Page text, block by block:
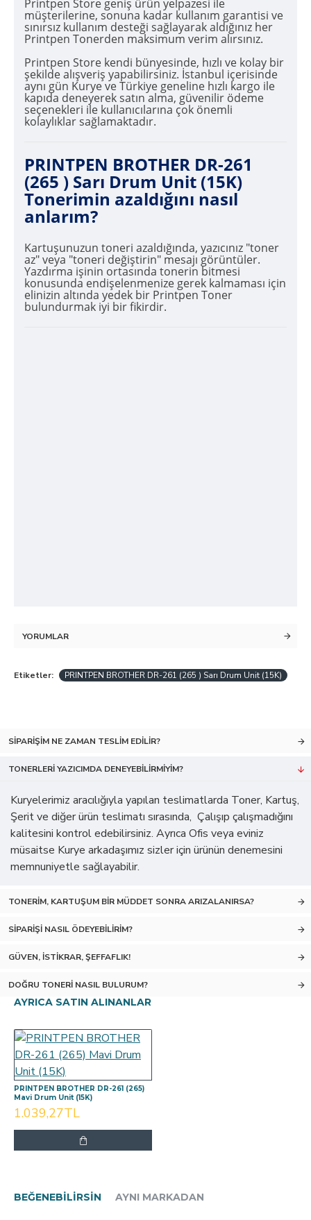
Printpen Store geniş ürün yelpazesi ile
müşterilerine, sonuna kadar kullanım garantisi ve
sınırsız kullanım desteği sağlayarak aldığınız her
Printpen Tonerden maksimum verim alırsınız.
Printpen Store kendi bünyesinde, hızlı ve kolay bir
şekilde alışveriş yapabilirsiniz. İstanbul içerisinde
aynı gün Kurye ve Türkiye geneline hızlı kargo ile
kapıda deneyerek satın alma, güvenilir ödeme
seçenekleri ile kullanıcılarına çok önemli
kolaylıklar sağlamaktadır.
PRINTPEN BROTHER DR-261
(265 ) Sarı Drum Unit (15K)
Tonerimin azaldığını nasıl
anlarım?
Kartuşunuzun toneri azaldığında, yazıcınız "toner
az" veya "toneri değiştirin" mesajı görüntüler.
Yazdırma işinin ortasında tonerin bitmesi
konusunda endişelenmenize gerek kalmaması için
elinizin altında yedek bir Printpen Toner
bulundurmak iyi bir fikirdir.
YORUMLAR
Etiketler: PRINTPEN BROTHER DR-261 (265 ) Sarı Drum Unit (15K)
SIPARIŞIM NE ZAMAN TESLIM EDILIR?
TONERLERI YAZICIMDA DENEYEBILIRMIYIM?
Kuryelerimiz aracılığıyla yapılan teslimatlarda Toner, Kartuş,
Şerit ve diğer ürün teslimatı sırasında, Çalışıp çalışmadığını
kalitesini kontrol edebilirsiniz. Ayrıca Ofis veya eviniz
müsaitse Kurye arkadaşımız sizler için ürünün denemesini
memnuniyetle sağlayabilir.
TONERIM, KARTUŞUM BIR MÜDDET SONRA ARIZALANIRSA?
SIPARIŞI NASIL ÖDEYEBILIRIM?
GÜVEN, İSTIKRAR, ŞEFFAFLIK!
DOĞRU TONERI NASIL BULURUM?
AYRICA SATIN ALINANLAR
PRINTPEN BROTHER DR-261 (265)
Mavi Drum Unit (15K)
1.039,27TL
BEĞENEBILIRSIN AYNI MARKADAN